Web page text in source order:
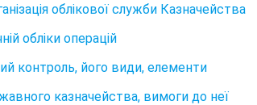
облікової служби Казначейства
обліки операцій
контроль, його види, елементи
казначейства, вимоги до неї